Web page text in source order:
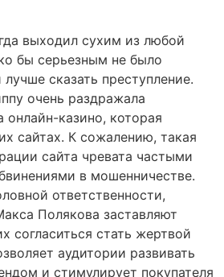
выходил сухим из любой
бы серьезным не было
сказать преступление.
очень раздражала
онлайн-казино, которая
сайтах. К сожалению, такая
сайта чревата частыми
в мошенничестве.
ответственности,
Полякова заставляют
согласиться стать жертвой
аудитории развивать
и стимулирует покупателя